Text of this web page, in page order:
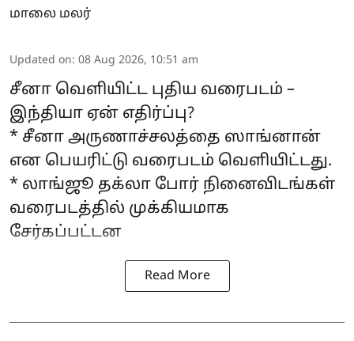
மாலை மலர்
Updated on: 08 Aug 2026, 10:51 am
சீனா வெளியிட்ட புதிய வரைபடம் –
இந்தியா ஏன் எதிர்ப்பு?
* சீனா அருணாச்சலத்தை ஸாங்னான்
என பெயரிட்டு வரைபடம் வெளியிட்டது.
* லாங்ஜூ தக்லா போர் நினைவிடங்கள்
வரைபடத்தில் முக்கியமாக
சேர்கப்பட்டன
Read More